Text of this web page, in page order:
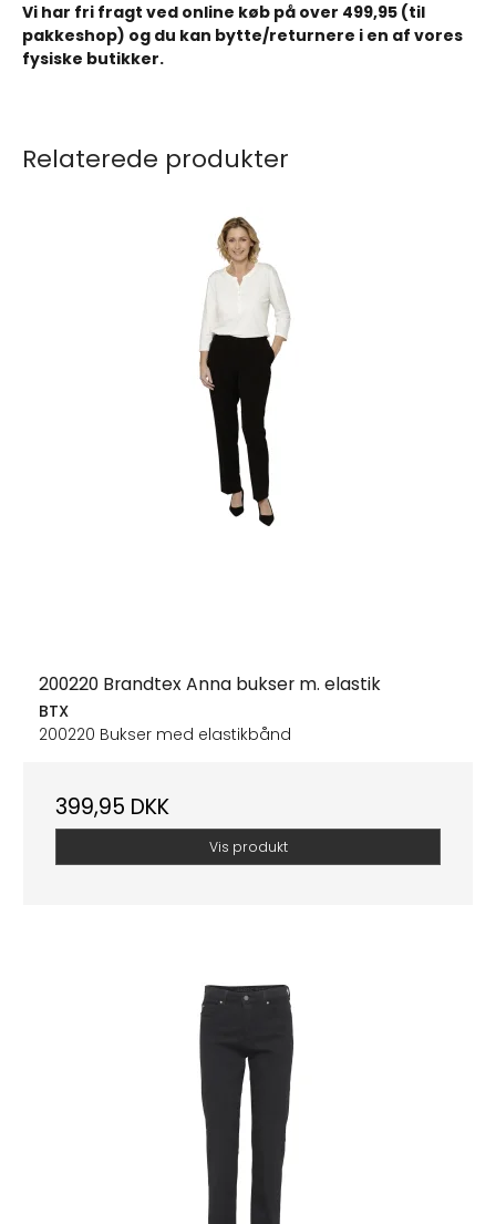
Vi har fri fragt ved online køb på over 499,95 (til
pakkeshop) og du kan bytte/returnere i en af vores
fysiske butikker.
Relaterede produkter
200220 Brandtex Anna bukser m. elastik
BTX
200220 Bukser med elastikbånd
399,95 DKK
Vis produkt